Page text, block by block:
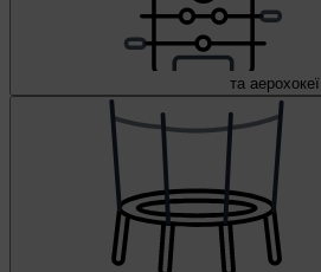
та аерохокеї